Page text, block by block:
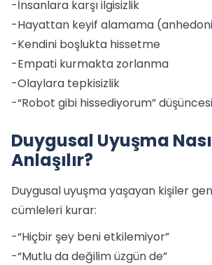
-İnsanlara karşı ilgisizlik
-Hayattan keyif alamama
-Kendini boşlukta hissetme
-Empati kurmakta zorlanma
-Olaylara tepkisizlik
-“Robot gibi hissediyorum” düşüncesi
Duygusal Uyuşma
Anlaşılır?
Duygusal uyuşma yaşayan kişiler
cümleleri kurar:
-“Hiçbir şey beni etkilemiyor”
-“Mutlu da değilim üzgün de”